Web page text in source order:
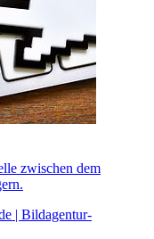
zwischen dem
| Bildagentur-